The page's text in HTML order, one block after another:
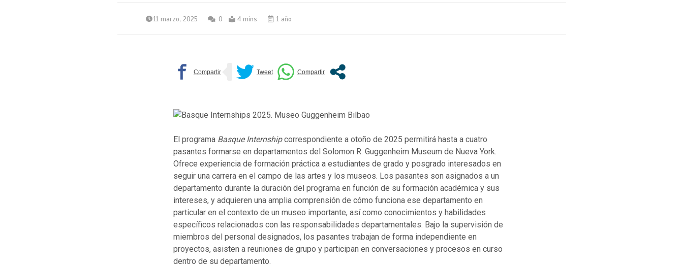
11 marzo, 2025 0 4 mins 1 año
El programa Basque Internshipcorrespondiente a otoño de 2025 permitirá hasta a cuatro
pasantes formarse en departamentos del Solomon R. Guggenheim Museum de Nueva York.
Ofrece experiencia de formación práctica a estudiantes de grado y posgrado interesados ​​en
seguir una carrera en el campo de las artes y los museos. Los pasantes son asignados a un
departamento durante la duración del programa en función de su formación académica y sus
intereses, y adquieren una amplia comprensión de cómo funciona ese departamento en
particular en el contexto de un museo importante, así como conocimientos y habilidades
específicos relacionados con las responsabilidades departamentales. Bajo la supervisión de
miembros del personal designados, los pasantes trabajan de forma independiente en
proyectos, asisten a reuniones de grupo y participan en conversaciones y procesos en curso
dentro de su departamento.